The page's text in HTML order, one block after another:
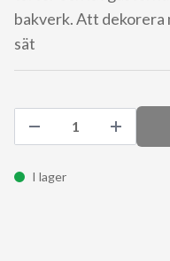
bakverk. Att dekorera
sät
I lager